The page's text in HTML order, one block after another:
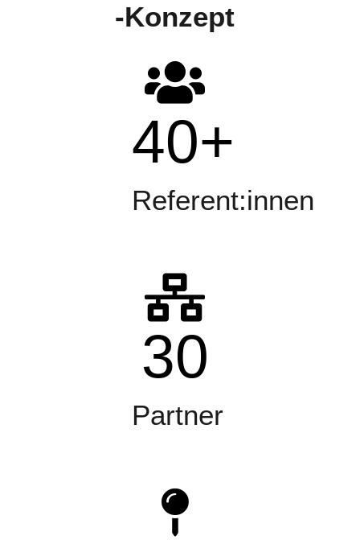
-Konzept
40+
Referent:innen
30
Partner